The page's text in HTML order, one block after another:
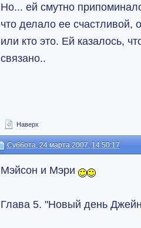
Но... ей смутно
что делало ее счастливой,
или кто это. Ей казалось,
связано..
Наверх
Суббота, 24 марта 2007, 14:50:17
Мэйсон и Мэри
Глава 5. "Новый день